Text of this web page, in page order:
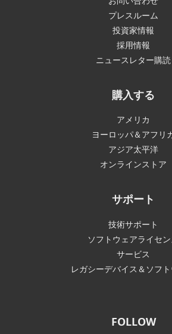
プレスルーム
投資家情報
採用情報
ニュースレター購読
購入する
アメリカ
ヨーロッパ＆アフリ
アジア太平洋
オンラインストア
サポート
技術サポート
ソフトウェアライセン
サービス
レガシーデバイス＆ソフ
FOLLOW